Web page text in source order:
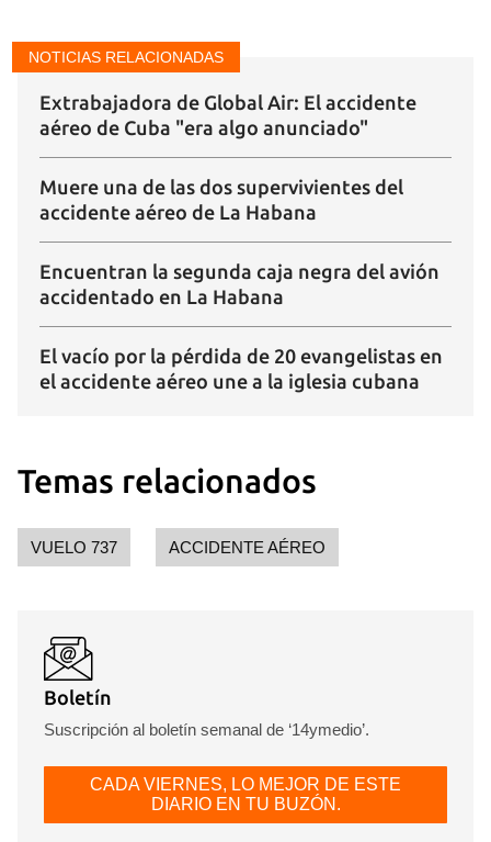
Guardar como favorito
Para poder guardar como favorito, primero has de
iniciar sesión con tu cuenta de 14ymedio.
INICIAR SESIÓN
NOTICIAS RELACIONADAS
Extrabajadora de Global Air: El accidente
aéreo de Cuba "era algo anunciado"
Muere una de las dos supervivientes del
accidente aéreo de La Habana
Encuentran la segunda caja negra del avión
accidentado en La Habana
El vacío por la pérdida de 20 evangelistas en
el accidente aéreo une a la iglesia cubana
Temas relacionados
VUELO 737 ACCIDENTE AÉREO
Boletín
Suscripción al boletín semanal de ‘14ymedio’.
CADA VIERNES, LO MEJOR DE ESTE
DIARIO EN TU BUZÓN.